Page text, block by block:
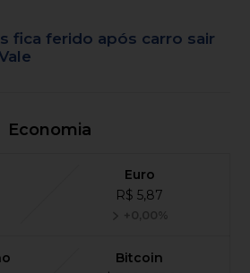
fica ferido após carro sair
Economia
Euro
R$ 5,87
+0,00%
Bitcoin